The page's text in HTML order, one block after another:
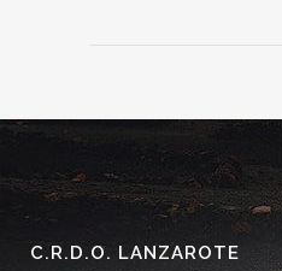
C.R.D.O. LANZAROTE